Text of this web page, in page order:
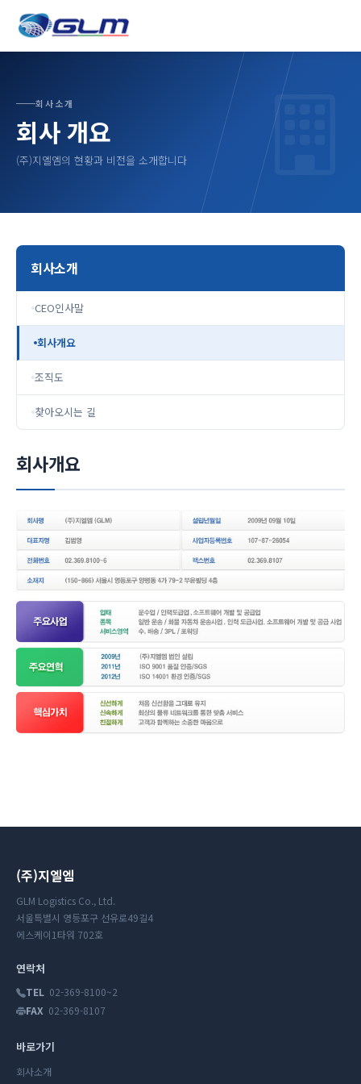
회사소개
회사 개요
(주)지엘엠의 현황과 비전을 소개합니다
회사소개
CEO인사말
회사개요
조직도
찾아오시는 길
회사개요
(주)지엘엠
GLM Logistics Co., Ltd.
서울특별시 영등포구 선유로49길4
에스케이1타워 702호
연락처
TEL 02-369-8100~2
FAX 02-369-8107
바로가기
회사소개